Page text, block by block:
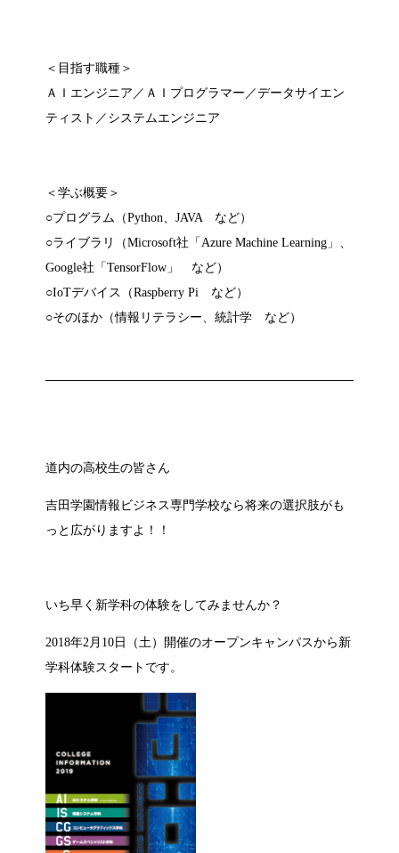
＜目指す職種＞
ＡＩエンジニア／ＡＩプログラマー／データサイエン
ティスト／システムエンジニア
＜学ぶ概要＞
○プログラム（Python、JAVA など）
○ライブラリ（Microsoft社「Azure Machine Learning」、
Google社「TensorFlow」 など）
○IoTデバイス（Raspberry Pi など）
○そのほか（情報リテラシー、統計学 など）
道内の高校生の皆さん
吉田学園情報ビジネス専門学校なら将来の選択肢がも
っと広がりますよ！！
いち早く新学科の体験をしてみませんか？
2018年2月10日（土）開催のオープンキャンパスから新
学科体験スタートです。